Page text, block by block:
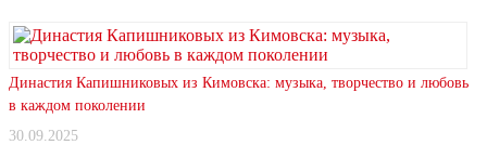
Династия Капишниковых из Кимовска: музыка, творчество и любовь
в каждом поколении
30.09.2025